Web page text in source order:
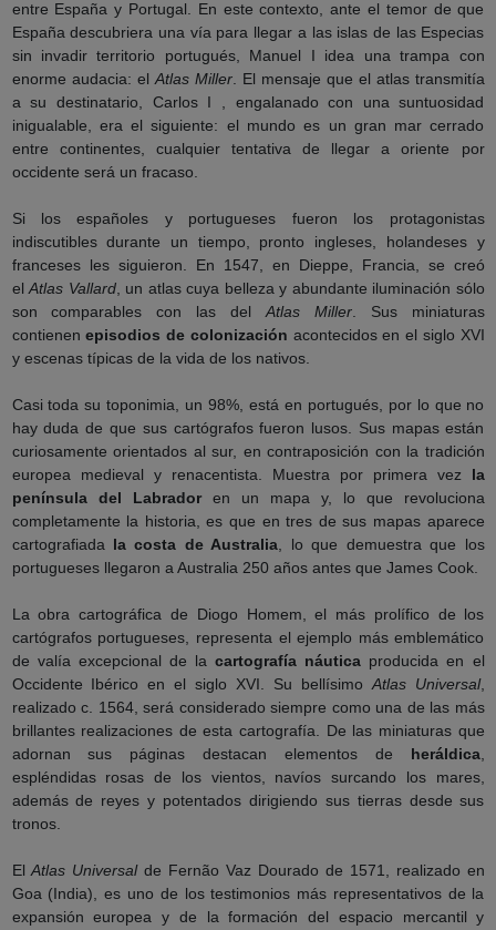
entre España y Portugal. En este contexto, ante el temor de que
España descubriera una vía para llegar a las islas de las Especias
sin invadir territorio portugués, Manuel I idea una trampa con
enorme audacia: el Atlas Miller. El mensaje que el atlas transmitía
a su destinatario, Carlos I , engalanado con una suntuosidad
inigualable, era el siguiente: el mundo es un gran mar cerrado
entre continentes, cualquier tentativa de llegar a oriente por
occidente será un fracaso.
Si los españoles y portugueses fueron los protagonistas
indiscutibles durante un tiempo, pronto ingleses, holandeses y
franceses les siguieron. En 1547, en Dieppe, Francia, se creó
el Atlas Vallard, un atlas cuya belleza y abundante iluminación sólo
son comparables con las del Atlas Miller. Sus miniaturas
contienenepisodios de colonización acontecidos en el siglo XVI
y escenas típicas de la vida de los nativos.
Casi toda su toponimia, un 98%, está en portugués, por lo que no
hay duda de que sus cartógrafos fueron lusos. Sus mapas están
curiosamente orientados al sur, en contraposición con la tradición
europea medieval y renacentista. Muestra por primera vez la
península del Labradoren un mapa y, lo que revoluciona
completamente la historia, es que en tres de sus mapas aparece
cartografiada la costa de Australia , lo que demuestra que los
portugueses llegaron a Australia 250 años antes que James Cook.
La obra cartográfica de Diogo Homem, el más prolífico de los
cartógrafos portugueses, representa el ejemplo más emblemático
de valía excepcional de lacartografía náutica producida en el
Occidente Ibérico en el siglo XVI. Su bellísimo Atlas Universal,
realizado c. 1564, será considerado siempre como una de las más
brillantes realizaciones de esta cartografía. De las miniaturas que
adornan sus páginas destacan elementos de heráldica,
espléndidas rosas de los vientos, navíos surcando los mares,
además de reyes y potentados dirigiendo sus tierras desde sus
tronos.
ElAtlas Universalde Fernão Vaz Dourado de 1571, realizado en
Goa (India), es uno de los testimonios más representativos de la
expansión europea y de la formación del espacio mercantil y